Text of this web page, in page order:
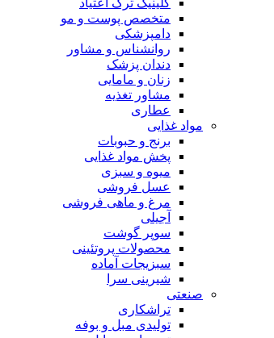
متخصص پوست و مو
دامپزشکی
روانشناس و مشاور
دندان پزشک
زنان و مامایی
مشاور تغذیه
عطاری
مواد غذایی
برنج و حبوبات
پخش مواد غذایی
میوه و سبزی
عسل فروشی
مرغ و ماهی فروشی
آجیلی
سوپر گوشت
محصولات پروتئینی
سبزیجات آماده
شیرینی سرا
صنعتی
تراشکاری
تولیدی مبل و بوفه